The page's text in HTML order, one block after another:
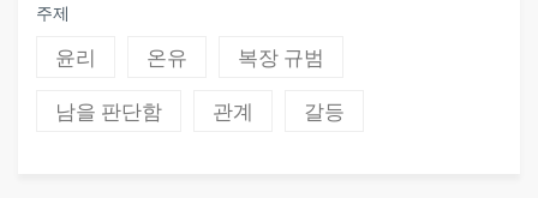
주제
윤리 온유 복장 규범
남을 판단함 관계 갈등